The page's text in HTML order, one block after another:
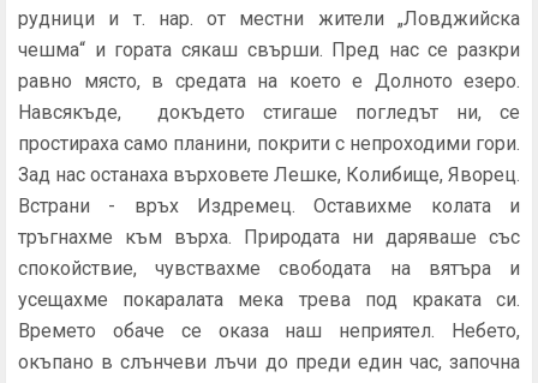
рудници и т. нар. от местни жители „Ловджийска
чешма“ и гората сякаш свърши. Пред нас се разкри
равно място, в средата на което е Долното езеро.
Навсякъде, докъдето стигаше погледът ни, се
простираха само планини, покрити с непроходими гори.
Зад нас останаха върховете Лешке, Колибище, Яворец.
Встрани - връх Издремец. Оставихме колата и
тръгнахме към върха. Природата ни даряваше със
спокойствие, чувствахме свободата на вятъра и
усещахме покаралата мека трева под краката си.
Времето обаче се оказа наш неприятел. Небето,
окъпано в слънчеви лъчи до преди един час, започна